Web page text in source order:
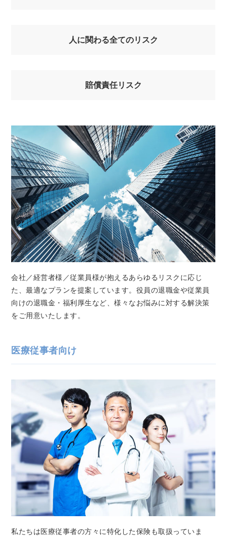
人に関わる全てのリスク
賠償責任リスク
会社／経営者様／従業員様が抱えるあらゆるリスクに応じ
た、最適なプランを提案しています。役員の退職金や従業員
向けの退職金・福利厚生など、様々なお悩みに対する解決策
をご用意いたします。
医療従事者向け
私たちは医療従事者の方々に特化した保険も取扱っていま